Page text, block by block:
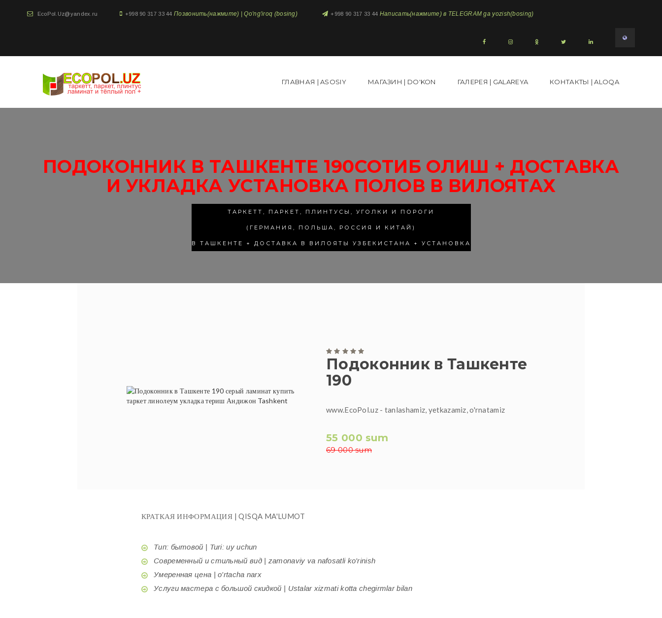
EcoPol.Uz@yandex.ru +998 90 317 33 44 Позвонить(нажмите) | Qo'ng'iroq (bosing) +998 90 317 33 44 Написать(нажмите) в TELEGRAM ga yozish(bosing)
ГЛАВНАЯ | ASOSIY МАГАЗИН | DO'KON ГАЛЕРЕЯ | GALAREYA КОНТАКТЫ | ALOQA
ПОДОКОННИК В ТАШКЕНТЕ 190СОТИБ ОЛИШ + ДОСТАВКА
И УКЛАДКА УСТАНОВКА ПОЛОВ В ВИЛОЯТАХ
ТАРКЕТТ, ПАРКЕТ, ПЛИНТУСЫ, УГОЛКИ И ПОРОГИ
(ГЕРМАНИЯ, ПОЛЬША, РОССИЯ И КИТАЙ)
В ТАШКЕНТЕ + ДОСТАВКА В ВИЛОЯТЫ УЗБЕКИСТАНА + УСТАНОВКА
Подоконник в Ташкенте
190
www.EcoPol.uz - tanlashamiz, yetkazamiz, o'rnatamiz
55 000 sum
69 000 sum
КРАТКАЯ ИНФОРМАЦИЯ | QISQA MA'LUMOT
Тип: бытовой | Turi: uy uchun
Современный и стильный вид | zamonaviy va nafosatli ko'rinish
Умеренная цена | o'rtacha narx
Услуги мастера с большой скидкой | Ustalar xizmati kotta chegirmlar bilan